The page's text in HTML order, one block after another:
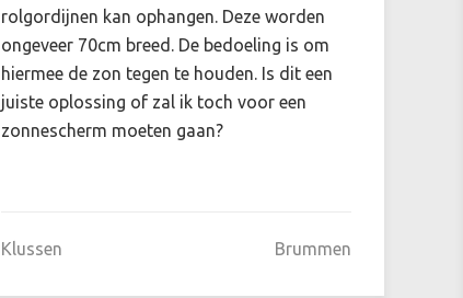
rolgordijnen kan ophangen. Deze worden
ongeveer 70cm breed. De bedoeling is om
hiermee de zon tegen te houden. Is dit een
juiste oplossing of zal ik toch voor een
zonnescherm moeten gaan?
Klussen Brummen